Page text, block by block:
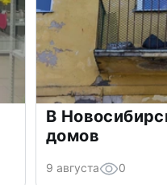
В
домов
9 августа 0